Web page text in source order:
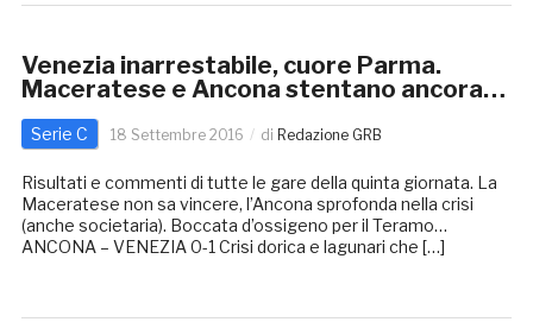
Venezia inarrestabile, cuore Parma.
Maceratese e Ancona stentano ancora…
Serie C 18 Settembre 2016 di Redazione GRB
Risultati e commenti di tutte le gare della quinta giornata. La
Maceratese non sa vincere, l’Ancona sprofonda nella crisi
(anche societaria). Boccata d’ossigeno per il Teramo…
ANCONA – VENEZIA 0-1 Crisi dorica e lagunari che […]